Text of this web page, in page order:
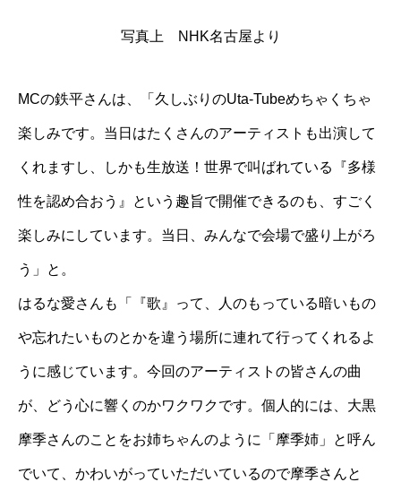
写真上 NHK名古屋より
MCの鉄平さんは、「久しぶりのUta-Tubeめちゃくちゃ
楽しみです。当日はたくさんのアーティストも出演して
くれますし、しかも生放送！世界で叫ばれている『多様
性を認め合おう』という趣旨で開催できるのも、すごく
楽しみにしています。当日、みんなで会場で盛り上がろ
う」と。
はるな愛さんも「『歌』って、人のもっている暗いもの
や忘れたいものとかを違う場所に連れて行ってくれるよ
うに感じています。今回のアーティストの皆さんの曲
が、どう心に響くのかワクワクです。個人的には、大黒
摩季さんのことをお姉ちゃんのように「摩季姉」と呼ん
でいて、かわいがっていただいているので摩季さんと